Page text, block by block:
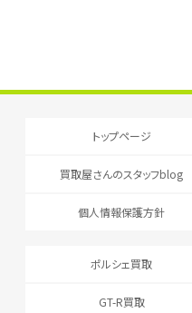
トップページ
買取屋さんのスタッフblog
個人情報保護方針
ポルシェ買取
GT-R買取